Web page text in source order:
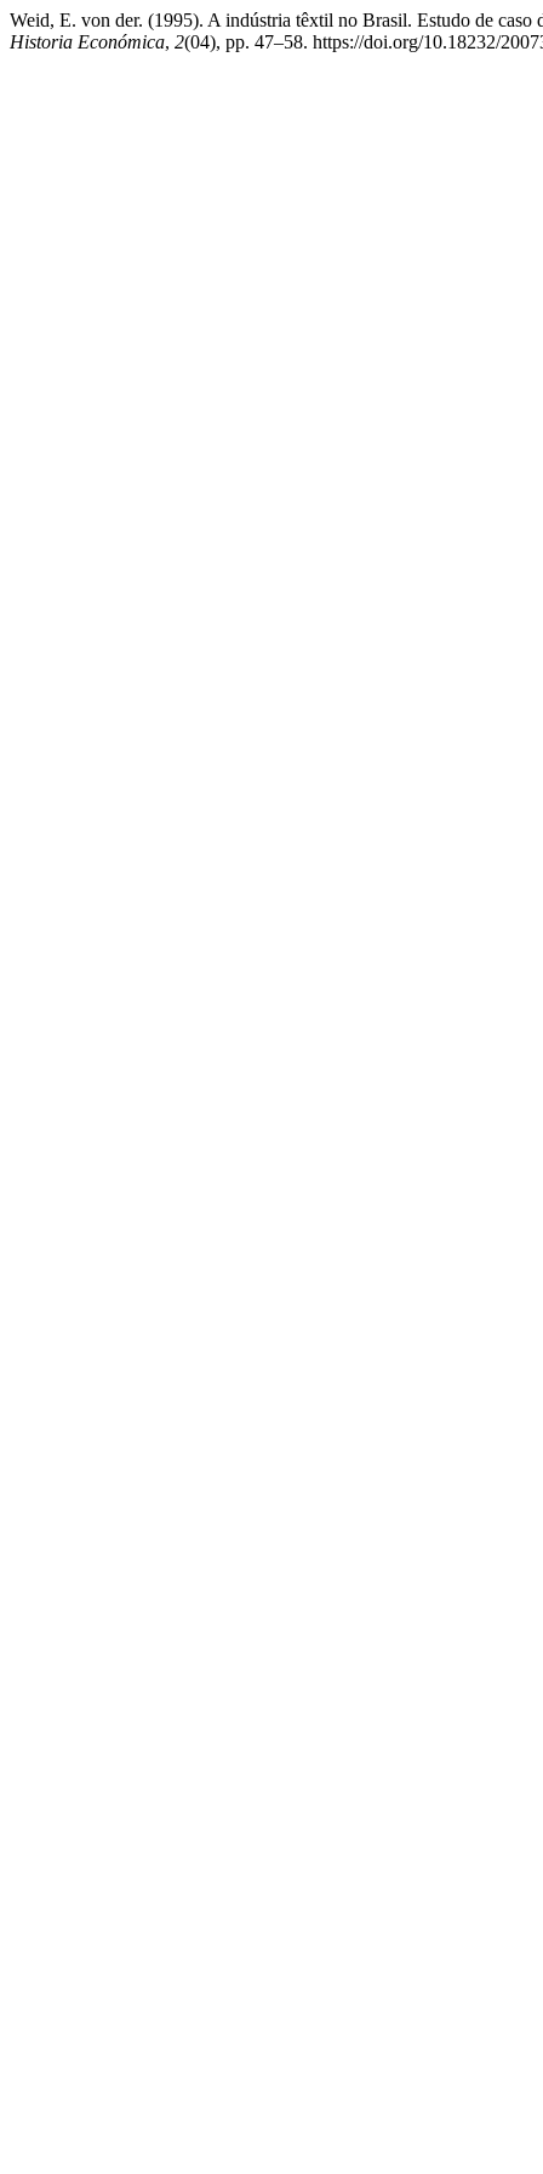
Weid, E. von der. (1995). A indústria têxtil no Brasil. Estudo de caso
Historia Económica, 2(04), pp. 47–58. https://doi.org/10.18232/